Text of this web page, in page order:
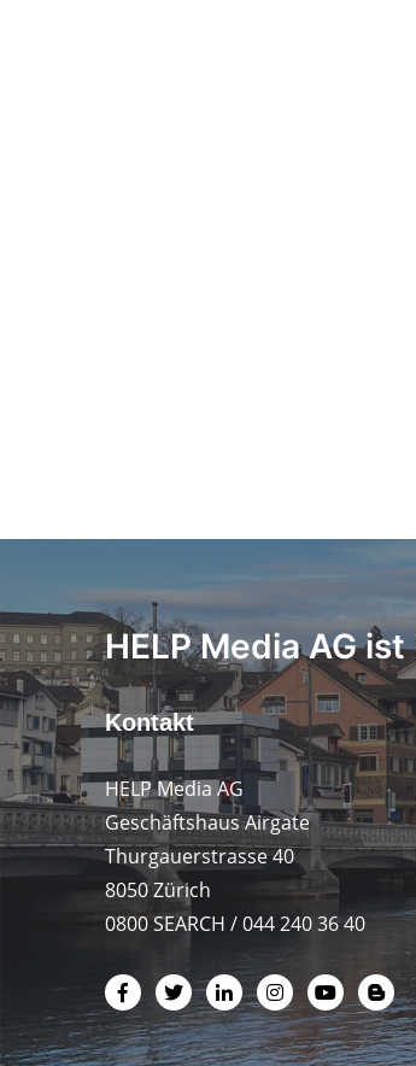
HELP Media AG
Kontakt
HELP Media AG
Geschäftshaus Airgate
Thurgauerstrasse 40
8050 Zürich
0800 SEARCH / 044 240 36 40